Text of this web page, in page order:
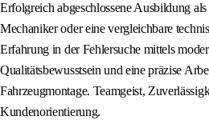
Erfolgreich abgeschlossene Ausbildung
Mechaniker oder eine vergleichbare
Erfahrung in der Fehlersuche mittels
Qualitätsbewusstsein und eine präzise
Fahrzeugmontage. Teamgeist,
Kundenorientierung.